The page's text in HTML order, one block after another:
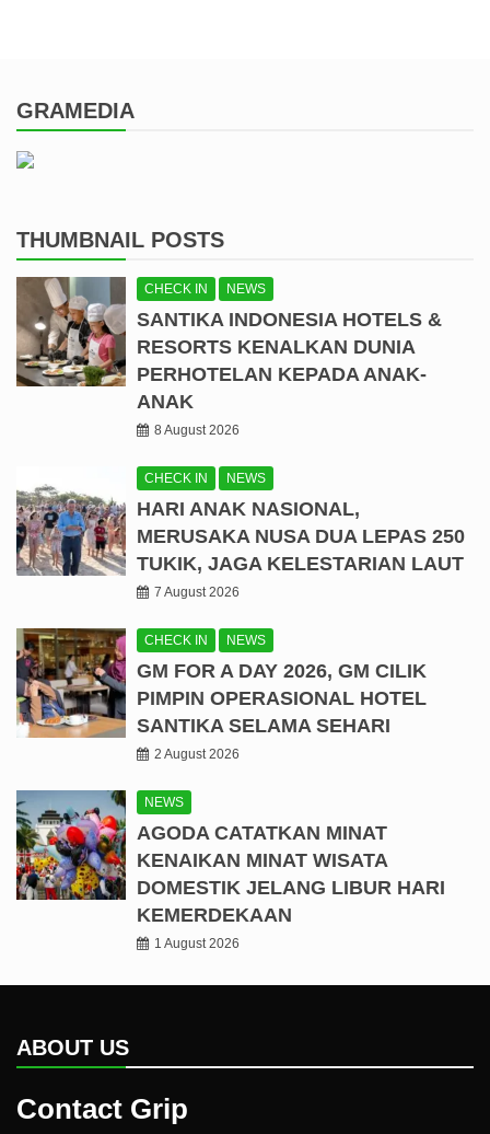
GRAMEDIA
THUMBNAIL POSTS
CHECK IN NEWS
SANTIKA INDONESIA HOTELS &
RESORTS KENALKAN DUNIA
PERHOTELAN KEPADA ANAK-
ANAK
8 August 2026
CHECK IN NEWS
HARI ANAK NASIONAL,
MERUSAKA NUSA DUA LEPAS 250
TUKIK, JAGA KELESTARIAN LAUT
7 August 2026
CHECK IN NEWS
GM FOR A DAY 2026, GM CILIK
PIMPIN OPERASIONAL HOTEL
SANTIKA SELAMA SEHARI
2 August 2026
NEWS
AGODA CATATKAN MINAT
KENAIKAN MINAT WISATA
DOMESTIK JELANG LIBUR HARI
KEMERDEKAAN
1 August 2026
ABOUT US
Contact Grip